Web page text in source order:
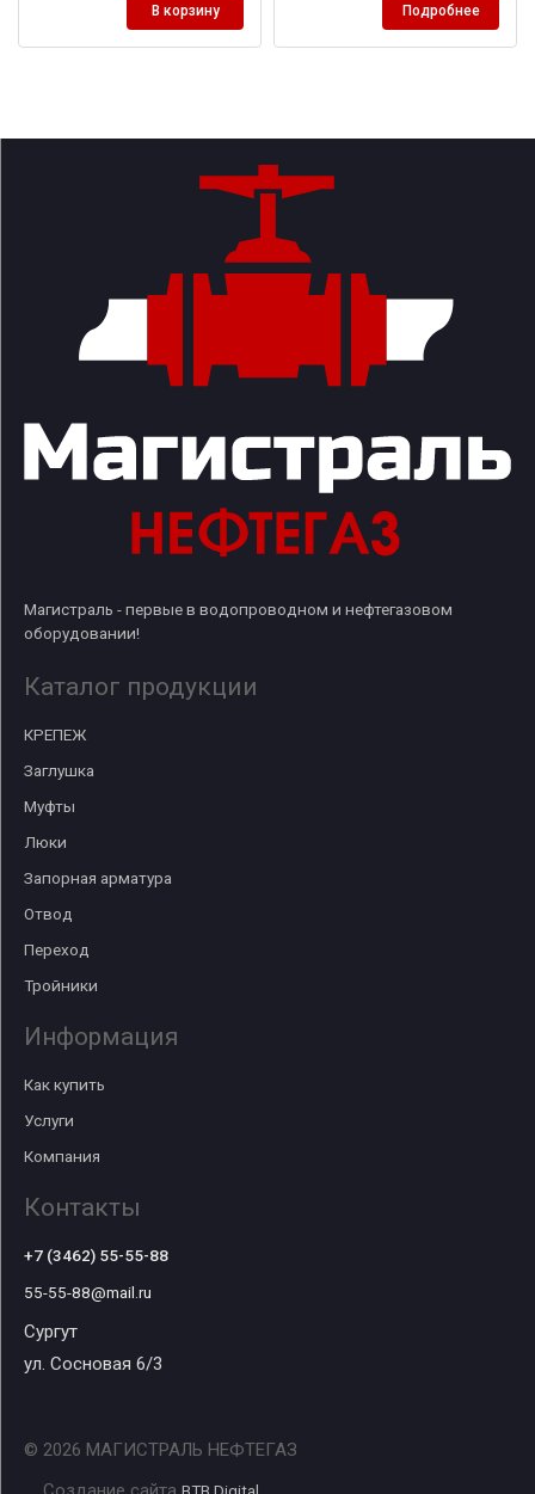
В корзину Подробнее
Магистраль - первые в водопроводном и нефтегазовом
оборудовании!
Каталог продукции
КРЕПЕЖ
Заглушка
Муфты
Люки
Запорная арматура
Отвод
Переход
Тройники
Информация
Как купить
Услуги
Компания
Контакты
+7 (3462) 55-55-88
55-55-88@mail.ru
Сургут
ул. Сосновая 6/3
© 2026 МАГИСТРАЛЬ НЕФТЕГАЗ